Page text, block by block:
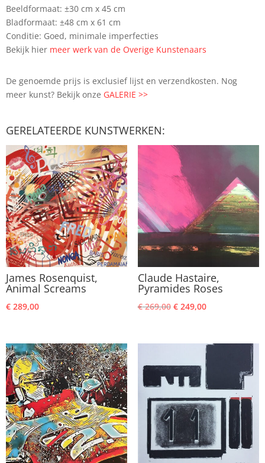
Beeldformaat: ±30 cm x 45 cm
Bladformaat: ±48 cm x 61 cm
Conditie: Goed, minimale imperfecties
Bekijk hier meer werk van de Overige Kunstenaars
De genoemde prijs is exclusief lijst en verzendkosten. Nog
meer kunst? Bekijk onze GALERIE >>
GERELATEERDE KUNSTWERKEN:
James Rosenquist,
Animal Screams
€ 289,00
Claude Hastaire,
Pyramides Roses
€269,00 Oorspronkelijke
€ 269,00.
€249,00Huidige
€ 249,00.